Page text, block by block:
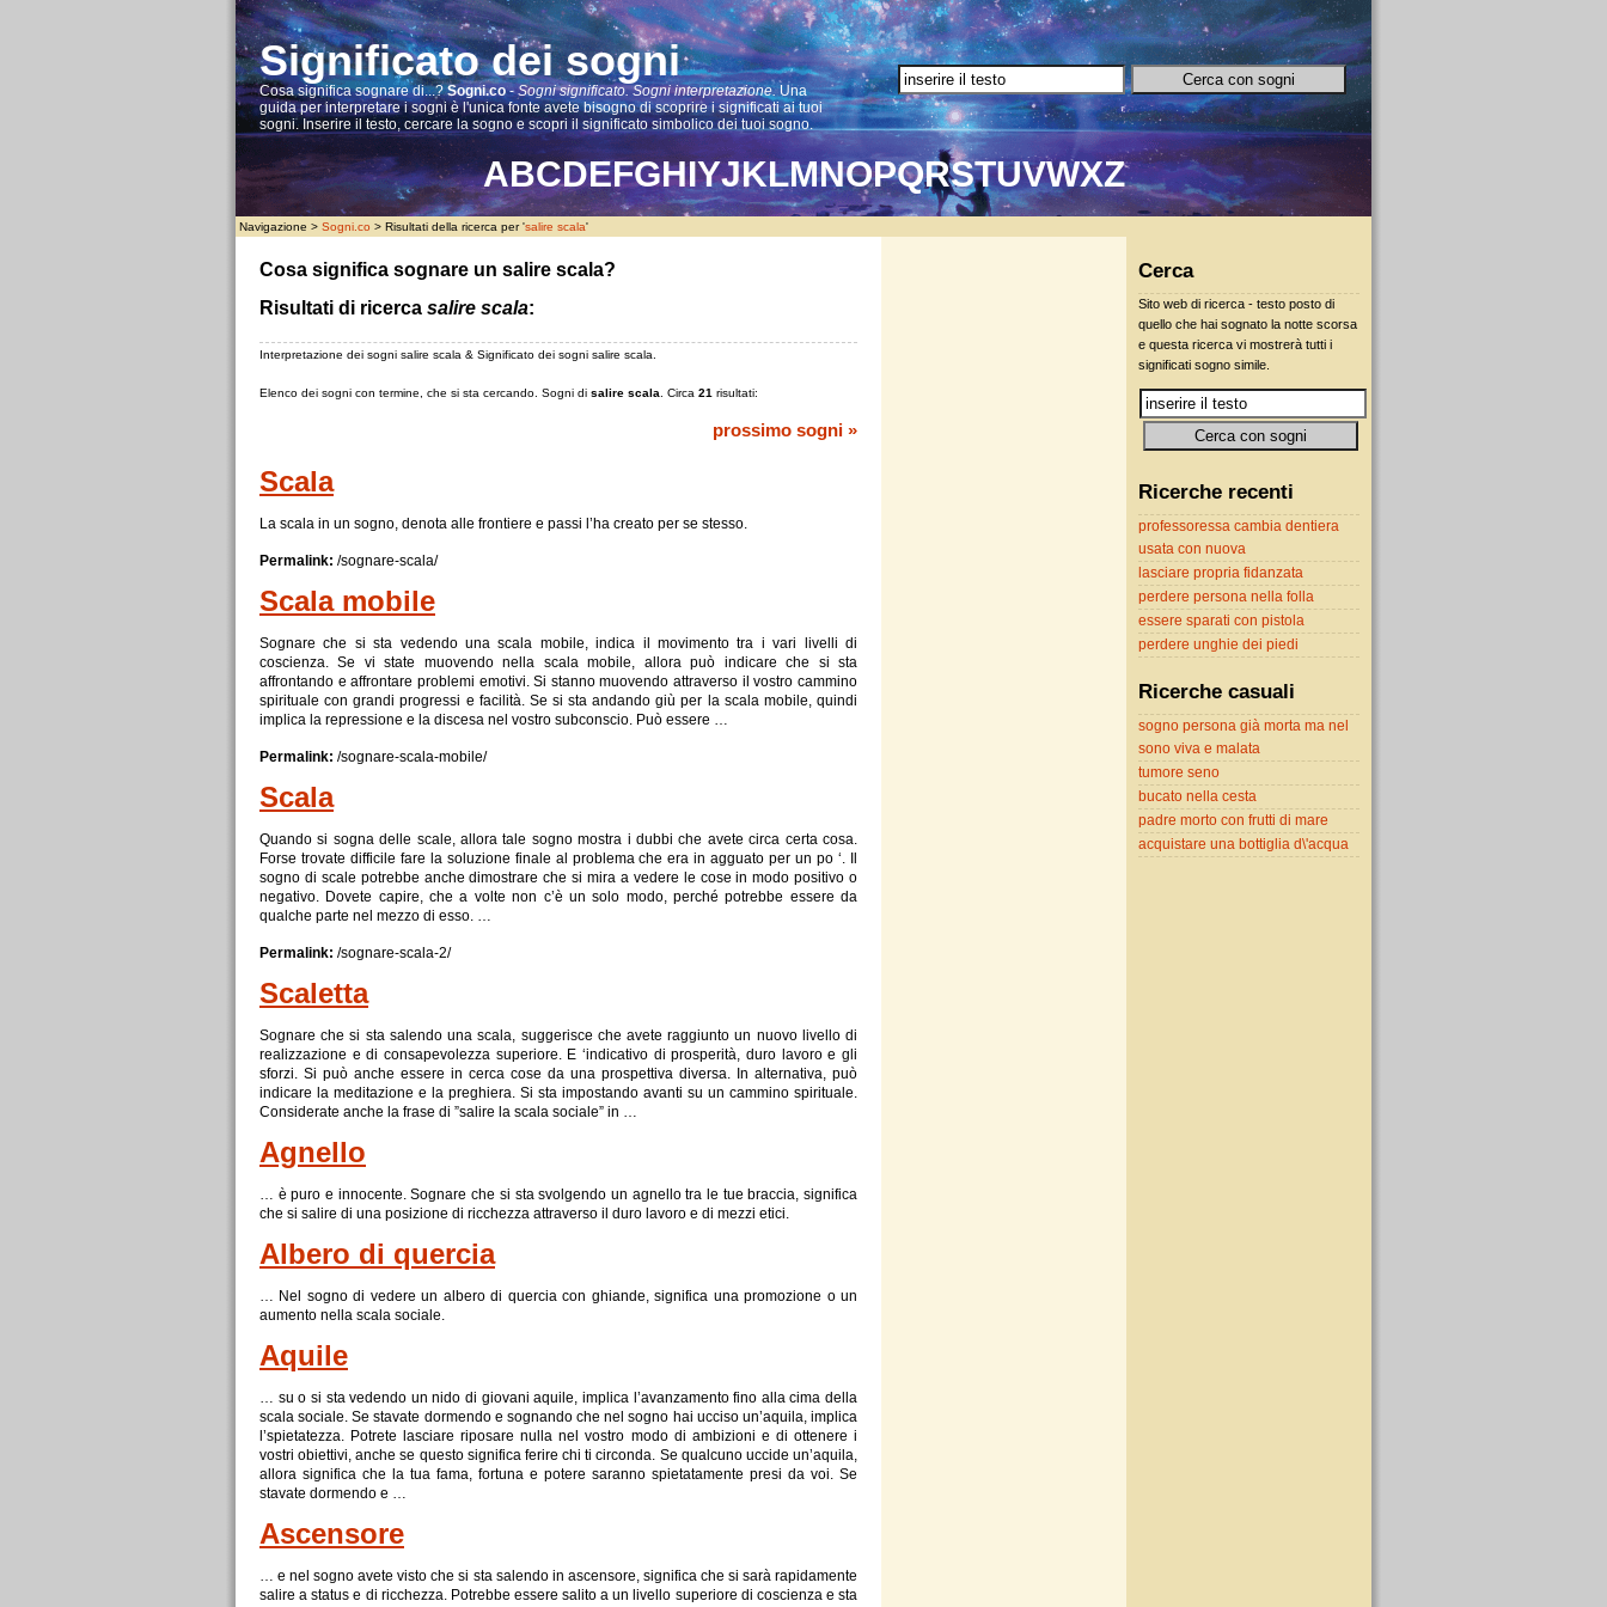
Significato dei sogni
Cosa significa sognare di...?Sogni.co-Sogni significato. Sogni interpretazione.Una
guida per interpretare i sogni è l'unica fonte avete bisogno di scoprire i significati ai tuoi
sogni. Inserire il testo, cercare la sogno e scopri il significato simbolico dei tuoi sogno.
ABCDEFGHIYJKLMNOPQRSTUVWXZ
Navigazione > Sogni.co > Risultati della ricerca per 'salire scala'
Cosa significa sognare un salire scala?
Risultati di ricerca salire scala:
Interpretazione dei sogni salire scala & Significato dei sogni salire scala.
Elenco dei sogni con termine, che si sta cercando. Sogni di salire scala . Circa 21 risultati:
prossimo sogni »
Scala
La scala in un sogno, denota alle frontiere e passi l’ha creato per se stesso.
Permalink: /sognare-scala/
Scalamobile
Sognare che si sta vedendo unascala mobile, indica il movimento tra i vari livelli di
coscienza. Se vi state muovendo nella scalamobile, allora può indicare che si sta
affrontando e affrontare problemi emotivi. Si stanno muovendo attraverso il vostro cammino
spirituale con grandi progressi e facilità. Se si sta andando giù per la scalamobile, quindi
implica la repressione e la discesa nel vostro subconscio. Può essere …
Permalink: /sognare-scala-mobile/
Scala
Quando si sogna delle scale, allora tale sogno mostra i dubbi che avete circa certa cosa.
Forse trovate difficile fare la soluzione finale al problema che era in agguato per un po ‘. Il
sogno di scale potrebbe anche dimostrare che si mira a vedere le cose in modo positivo o
negativo. Dovete capire, che a volte non c’è un solo modo, perché potrebbe essere da
qualche parte nel mezzo di esso. …
Permalink: /sognare-scala-2/
Scaletta
Sognare che si sta salendo unascala, suggerisce che avete raggiunto un nuovo livello di
realizzazione e di consapevolezza superiore. E ‘indicativo di prosperità, duro lavoro e gli
sforzi. Si può anche essere in cerca cose da una prospettiva diversa. In alternativa, può
indicare la meditazione e la preghiera. Si sta impostando avanti su un cammino spirituale.
Considerate anche la frase di ”salire la scala sociale” in …
Agnello
… è puro e innocente. Sognare che si sta svolgendo un agnello tra le tue braccia, significa
che si salire di una posizione di ricchezza attraverso il duro lavoro e di mezzi etici.
Albero di quercia
… Nel sogno di vedere un albero di quercia con ghiande, significa una promozione o un
aumento nella scala sociale.
Aquile
… su o si sta vedendo un nido di giovani aquile, implica l’avanzamento fino alla cima della
scala sociale. Se stavate dormendo e sognando che nel sogno hai ucciso un’aquila, implica
l’spietatezza. Potrete lasciare riposare nulla nel vostro modo di ambizioni e di ottenere i
vostri obiettivi, anche se questo significa ferire chi ti circonda. Se qualcuno uccide un’aquila,
allora significa che la tua fama, fortuna e potere saranno spietatamente presi da voi. Se
stavate dormendo e …
Ascensore
… e nel sogno avete visto che si sta salendo in ascensore, significa che si sarà rapidamente
salire a status e di ricchezza. Potrebbe essere salito a un livello superiore di coscienza e sta
Cerca
Sito web di ricerca - testo posto di
quello che hai sognato la notte scorsa
e questa ricerca vi mostrerà tutti i
significati sogno simile.
Ricerche recenti
professoressa cambia dentiera
usata con nuova
lasciare propria fidanzata
perdere persona nella folla
essere sparati con pistola
perdere unghie dei piedi
Ricerche casuali
sogno persona già morta ma nel
sono viva e malata
tumore seno
bucato nella cesta
padre morto con frutti di mare
acquistare una bottiglia d\'acqua